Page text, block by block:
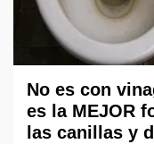
No es con
es la MEJOR
las canillas y